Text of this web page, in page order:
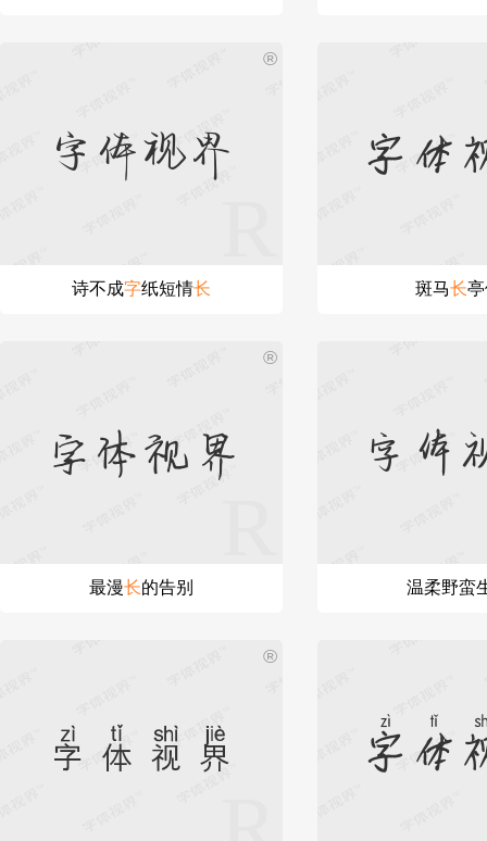
字体视界
诗不成字纸短情长
®
字体
斑马长
字体视界
最漫长的告别
®
字体
温柔野蛮
字体视界
®
字体